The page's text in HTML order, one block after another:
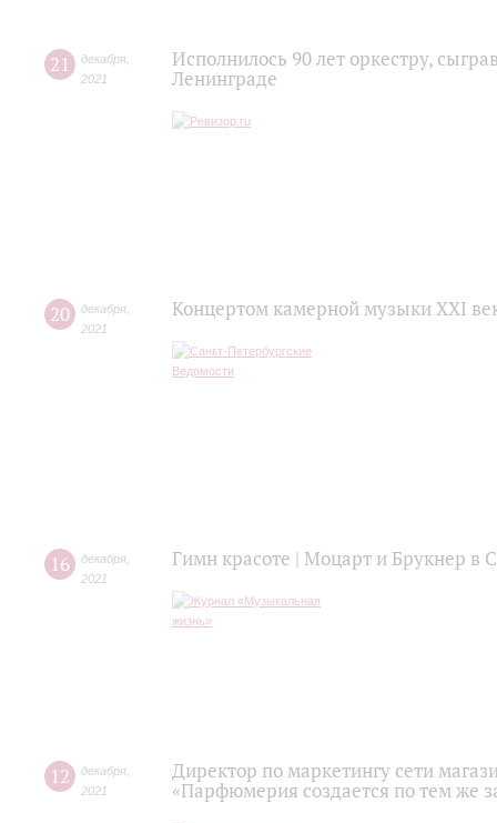
21 декабря
2021
Исполнилось 90 лет оркестру,
Ленинграде
20 декабря
2021
Концертом камерной музыки XXI
16 декабря
2021
Гимн красоте | Моцарт и Брукнер в
12 декабря
2021
Директор по маркетингу сети
«Парфюмерия создается по тем же